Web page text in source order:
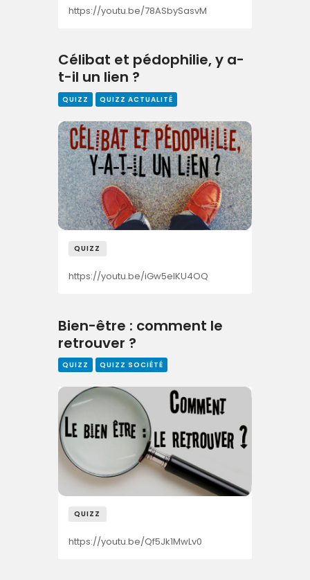
https://youtu.be/78ASbySasvM
Célibat et pédophilie, y a-
t-il un lien ?
QUIZZ QUIZZ ACTUALITÉ
QUIZZ
https://youtu.be/iGw5elKU4OQ
Bien-être : comment le
retrouver ?
QUIZZ QUIZZ SOCIÉTÉ
QUIZZ
https://youtu.be/Qf5Jk1MwLv0